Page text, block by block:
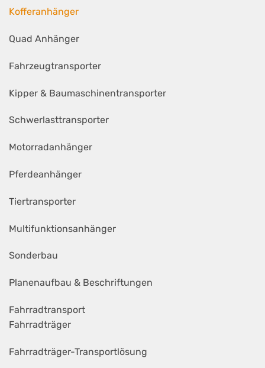
Kofferanhänger
Quad Anhänger
Fahrzeugtransporter
Kipper & Baumaschinentransporter
Schwerlasttransporter
Motorradanhänger
Pferdeanhänger
Tiertransporter
Multifunktionsanhänger
Sonderbau
Planenaufbau & Beschriftungen
Fahrradtransport
Fahrradträger
Fahrradträger-Transportlösung